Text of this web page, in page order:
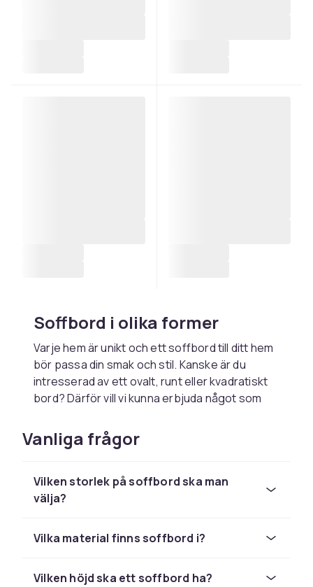
Soffbord i olika former
Varje hem är unikt och ett soffbord till ditt hem
bör passa din smak och stil. Kanske är du
intresserad av ett ovalt, runt eller kvadratiskt
bord? Därför vill vi kunna erbjuda något som
ofta matcha din
det finns olika former och storlekar. Har du en
ett större bord, men det blir även fint med ett
runt soffbord. Oavsett vad du anser passar
smak och stil och här hittar du något för dig.
Vanliga frågor
Vilken storlek på soffbord ska man
välja?
Vilka material finns soffbord i?
Vilken höjd ska ett soffbord ha?